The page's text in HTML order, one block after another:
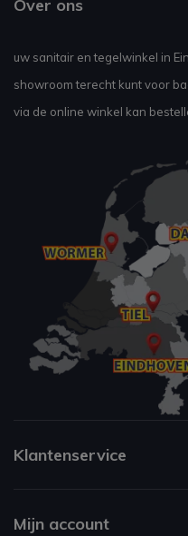
Over ons
uw sanitair en tegelwinkel in
showroom terecht kunt voor
via de online winkel kan
Klantenservice
Mijn account